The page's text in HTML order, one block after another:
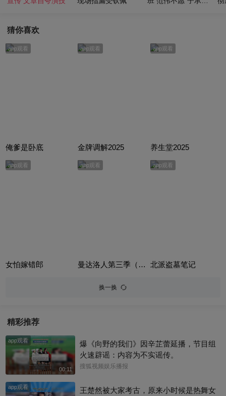
猜你喜欢
app观看
俺爹是卧底
app观看
金牌调解2025
app观看
养生堂2025
app观看
女怕嫁错郎
app观看
曼达洛人第三季（The Mandalorian Season 3）
app观看
北派盗墓笔记
换一换
精彩推荐
app观看
00:11
爆《向野的我们》因辛芷蕾延播，节目组
火速辟谣：内容为不实谣传。
搜狐视频娱乐播报
app观看
王楚然被大家考古，原来小时候是热舞女